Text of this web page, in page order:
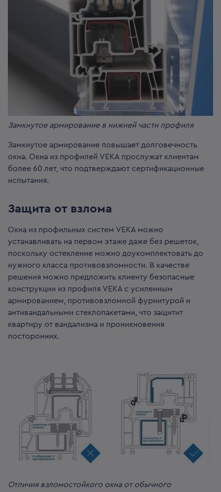
Замкнутое армирование в нижней части профиля
Замкнутое армирование повышает долговечность
окна. Окна из профилей VEKA прослужат клиентам
более 60 лет, что подтверждают сертификационные
испытания.
Защита от взлома
Окна из профильных систем VEKA можно
устанавливать на первом этаже даже без решеток,
поскольку остекление можно доукомплектовать до
нужного класса противовзломности. В качестве
решения можно предложить клиенту безопасные
конструкции из профиля VEKA с усиленным
армированием, противовзломной фурнитурой и
антивандальными стеклопакетами, что защитит
квартиру от вандализма и проникновения
посторонних.
Отличия взломостойкого окна от обычного